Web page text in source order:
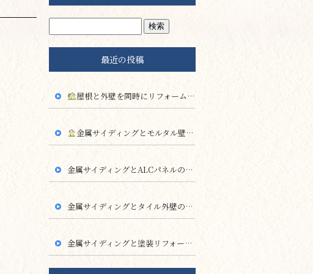
最近の投稿
屋根と外壁を同時にリフォームするメリット
金属サイディングとモルタル壁の違い
金属サイディングとALCパネルの違い
金属サイディングとタイル外壁の違い
金属サイディングと塗装リフォームの違い